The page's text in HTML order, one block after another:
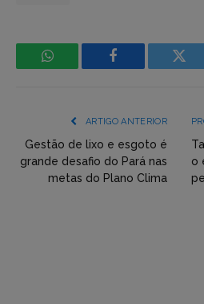
WhatsApp Facebook
ARTIGO ANTERIOR
Gestão de lixo e esgoto é
grande desafio do Pará nas
metas do Plano Clima
o